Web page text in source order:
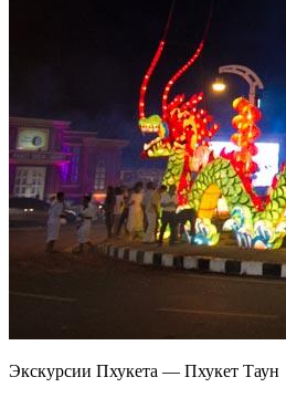
Экскурсии Пхукета — Пхукет Таун